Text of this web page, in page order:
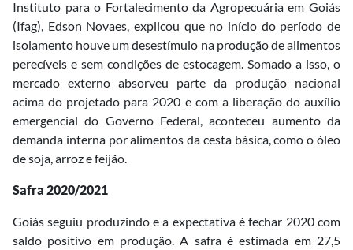
Instituto para o Fortalecimento da Agropecuária em Goiás
(Ifag), Edson Novaes, explicou que no início do período de
isolamento houve um desestímulo na produção de alimentos
perecíveis e sem condições de estocagem. Somado a isso, o
mercado externo absorveu parte da produção nacional
acima do projetado para 2020 e com a liberação do auxílio
emergencial do Governo Federal, aconteceu aumento da
demanda interna por alimentos da cesta básica, como o óleo
de soja, arroz e feijão.
Safra 2020/2021
Goiás seguiu produzindo e a expectativa é fechar 2020 com
saldo positivo em produção. A safra é estimada em 27,5